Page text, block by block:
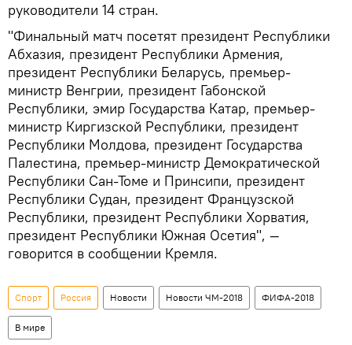
руководители 14 стран.
"Финальный матч посетят президент Республики
Абхазия, президент Республики Армения,
президент Республики Беларусь, премьер-
министр Венгрии, президент Габонской
Республики, эмир Государства Катар, премьер-
министр Киргизской Республики, президент
Республики Молдова, президент Государства
Палестина, премьер-министр Демократической
Республики Сан-Томе и Принсипи, президент
Республики Судан, президент Французской
Республики, президент Республики Хорватия,
президент Республики Южная Осетия", —
говорится в сообщении Кремля.
Спорт Россия Новости Новости ЧМ-2018 ФИФА-2018
В мире